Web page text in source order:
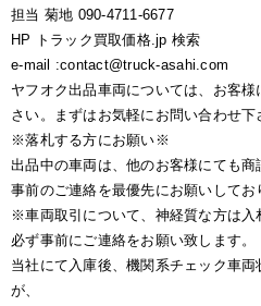
担当 菊地 090-4711-6677
HP トラック買取価格.jp 検索
e-mail :contact@truck-asahi.com
ヤフオク出品車両については、お客
さい。まずはお気軽にお問い合わせ下
※落札する方にお願い※
出品中の車両は、他のお客様にても
事前のご連絡を最優先にお願いしてお
※車両取引について、神経質な方は入
必ず事前にご連絡をお願い致します。
当社にて入庫後、機関系チェック車
が、